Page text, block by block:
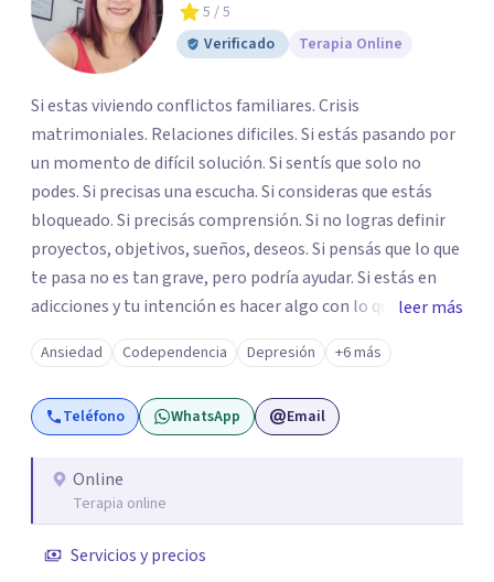
5 / 5
Verificado
Terapia Online
Si estas viviendo conflictos familiares. Crisis
matrimoniales. Relaciones dificiles. Si estás pasando por
un momento de difícil solución. Si sentís que solo no
podes. Si precisas una escucha. Si consideras que estás
bloqueado. Si precisás comprensión. Si no logras definir
proyectos, objetivos, sueños, deseos. Si pensás que lo que
te pasa no es tan grave, pero podría ayudar. Si estás en
adicciones y tu intención es hacer algo con lo que te está
pasando. No dudes en comunicarte a fin de comenzar a
resolver la situación que está generando esa angustia.
leer más
Ansiedad Codependencia Depresión +6 más
Teléfono WhatsApp Email
Online
Terapia online
Servicios y precios